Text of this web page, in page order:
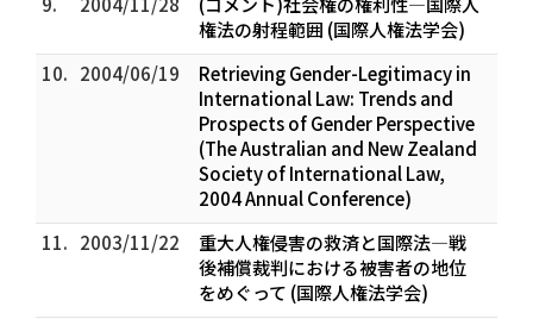
権法の射程範囲 (国際人権法学会)
10. 2004/06/19
Retrieving Gender-Legitimacy in
International Law: Trends and
Prospects of Gender Perspective
(The Australian and New Zealand
Society of International Law,
2004 Annual Conference)
11. 2003/11/22
重大人権侵害の救済と国際法―戦
後補償裁判における被害者の地位
をめぐって (国際人権法学会)